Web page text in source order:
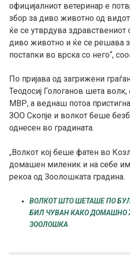
официјалниот ветеринар е
збор за диво животно од
ќе се утврдува здравствениот
диво животно и ќе се решава
постапки во врска со него“,
По пријава од загрижени
Теодосиј Гологанов шета
МВР, а веднаш потоа
ЗОО Скопје и волкот беше
однесен во градината.
„ Волкот кој беше фатен во
домашен миленик и на себе
рекоа од Зоолошката градина.
ВОЛКОТ ШТО ШЕТАШЕ ПО
БИЛ ЧУВАН КАКО ДОМАШНО
ЗООЛОШКА